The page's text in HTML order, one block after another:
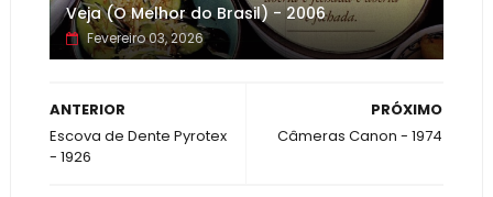
Veja (O Melhor do Brasil) - 2006
Fevereiro 03, 2026
PRÓXIMO
Câmeras Canon - 1974
ANTERIOR
Escova de Dente Pyrotex
- 1926